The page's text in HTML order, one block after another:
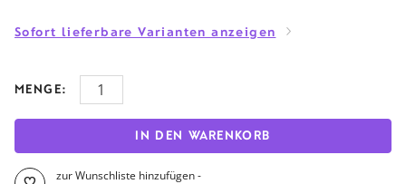
Sofort lieferbare Varianten anzeigen
MENGE:
IN DEN WARENKORB
zur Wunschliste hinzufügen -